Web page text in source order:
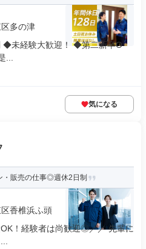
多の津
◆未経験大歓迎！ ◆第二新卒O
...
気になる
・販売の仕事◎週休2日制
香椎浜ふ頭
！経験者は尚歓迎◎／／ 先輩に